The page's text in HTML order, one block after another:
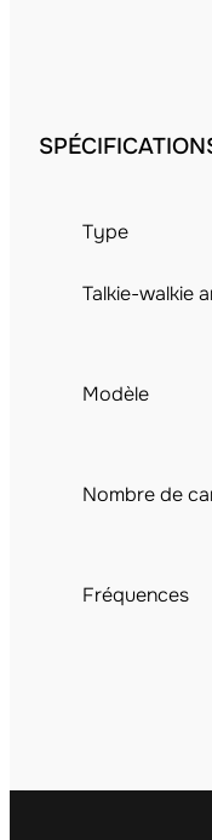
Type
Talkie-walkie
Modèle
Nombre de
Fréquences